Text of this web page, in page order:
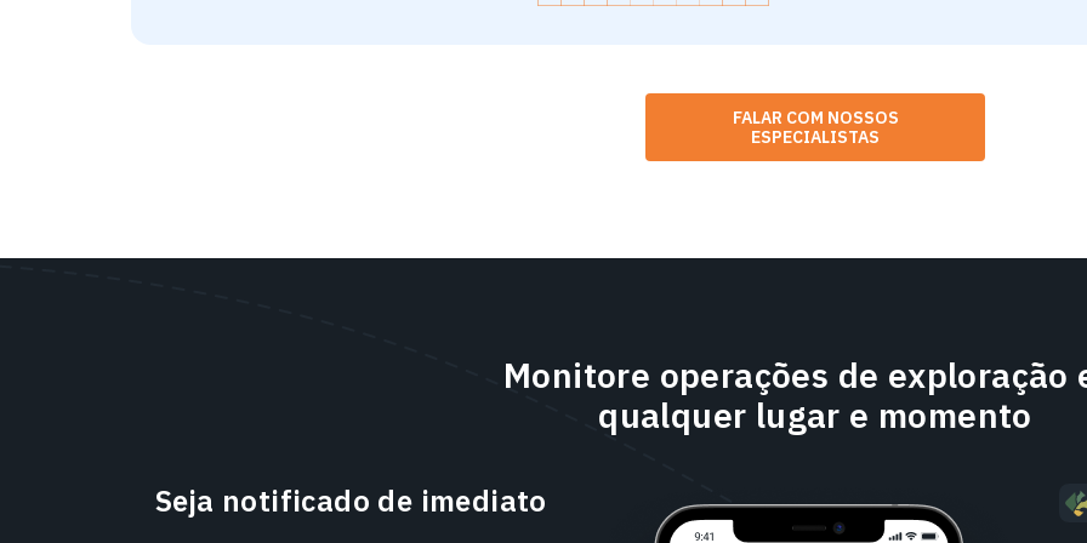
FALAR COM NOSSOS
ESPECIALISTAS
Monitore operações de exploração
qualquer lugar e momento
Seja notificado de imediato